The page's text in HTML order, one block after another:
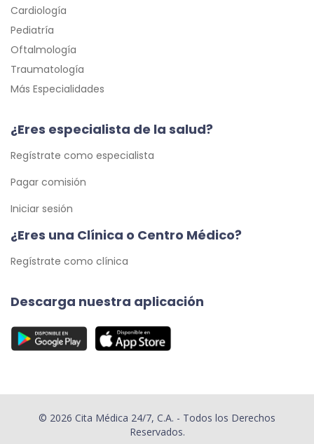
Cardiología
Pediatría
Oftalmología
Traumatología
Más Especialidades
¿Eres especialista de la salud?
Regístrate como especialista
Pagar comisión
Iniciar sesión
¿Eres una Clínica o Centro Médico?
Regístrate como clínica
Descarga nuestra aplicación
© 2026 Cita Médica 24/7, C.A. - Todos los Derechos
Reservados.